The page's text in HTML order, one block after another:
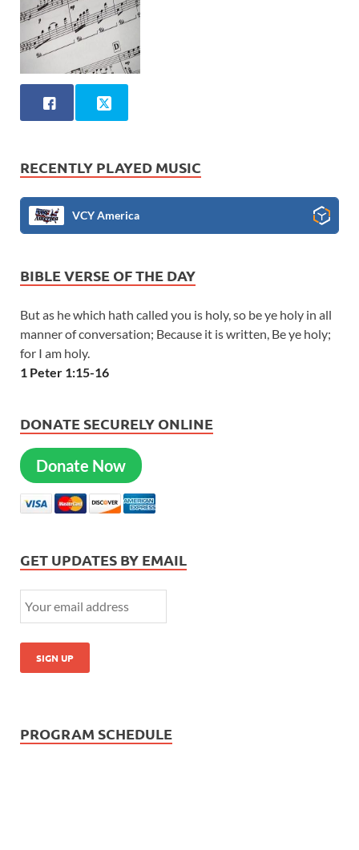
RECENTLY PLAYED MUSIC
VCY America
BIBLE VERSE OF THE DAY
But as he which hath called you is holy, so be ye holy in all
manner of conversation; Because it is written, Be ye holy;
for I am holy.
1 Peter 1:15-16
DONATE SECURELY ONLINE
Donate Now
GET UPDATES BY EMAIL
PROGRAM SCHEDULE